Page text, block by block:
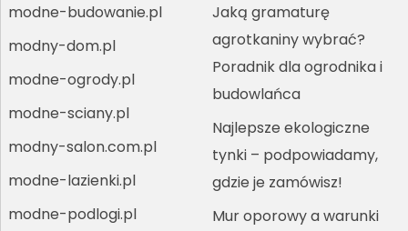
modne-budowanie.pl
modny-dom.pl
modne-ogrody.pl
modne-sciany.pl
modny-salon.com.pl
modne-lazienki.pl
modne-podlogi.pl
Jaką gramaturę
agrotkaniny wybrać?
Poradnik dla ogrodnika i
budowlańca
Najlepsze ekologiczne
tynki – podpowiadamy,
gdzie je zamówisz!
Mur oporowy a warunki